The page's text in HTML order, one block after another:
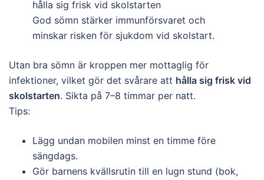
God sömn stärker immunförsvaret och
minskar risken för sjukdom vid skolstart.
Utan bra sömn är kroppen mer mottaglig för
infektioner, vilket gör det svårare att hålla sig frisk vid
skolstarten. Sikta på 7–8 timmar per natt.
Tips:
Lägg undan mobilen minst en timme före
sängdags.
Gör barnens kvällsrutin till en lugn stund (bok,